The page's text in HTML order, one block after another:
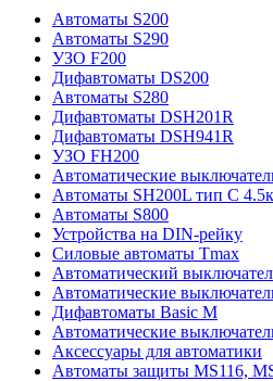
Автоматы S200
Автоматы S290
УЗО F200
Дифавтоматы DS200
Автоматы S280
Дифавтоматы DSH201R
Дифавтоматы DSH941R
УЗО FH200
Автоматические
Автоматы SH200L тип С
Автоматы S800
Устройства на DIN-рейку
Силовые автоматы Tmax
Автоматический
Автоматические
Дифавтоматы Basic M
Автоматические
Аксессуары для автоматики
Автоматы защиты MS116,